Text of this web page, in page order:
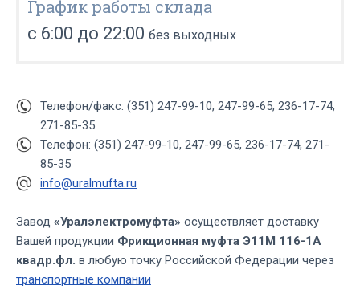
График работы склада
с 6:00 до 22:00 без выходных
Телефон/факс: (351) 247-99-10, 247-99-65, 236-17-74,
271-85-35
Телефон: (351) 247-99-10, 247-99-65, 236-17-74, 271-
85-35
info@uralmufta.ru
Завод «Уралэлектромуфта» осуществляет доставку
Вашей продукции Фрикционная муфта Э11М 116-1А
квадр.фл. в любую точку Российской Федерации через
транспортные компании